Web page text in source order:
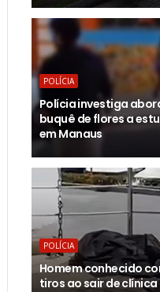
POLÍCIA
Polícia investiga
buquê de flores a
em Manaus
POLÍCIA
Homem conhecido
tiros ao sair de